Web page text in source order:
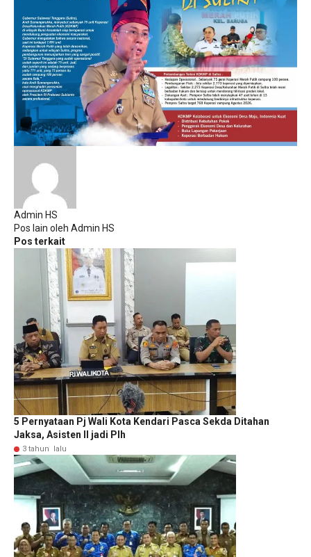
Admin HS
Pos lain oleh Admin HS
Pos terkait
5 Pernyataan Pj Wali Kota Kendari Pasca Sekda Ditahan
Jaksa, Asisten II jadi Plh
3 tahun lalu